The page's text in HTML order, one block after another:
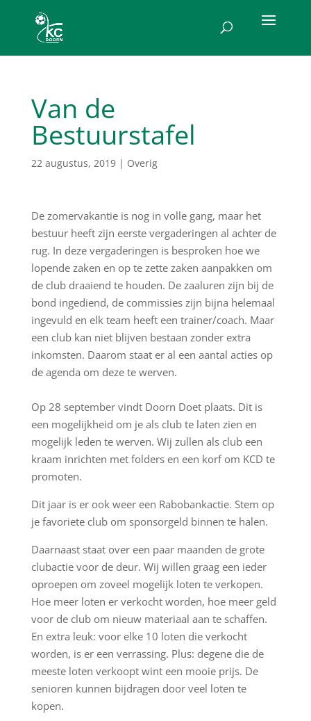
Van de
Bestuurstafel
22 augustus, 2019| Overig
De zomervakantie is nog in volle gang, maar het
bestuur heeft zijn eerste vergaderingen al achter de
rug. In deze vergaderingen is besproken hoe we
lopende zaken en op te zette zaken aanpakken om
de club draaiend te houden. De zaaluren zijn bij de
bond ingediend, de commissies zijn bijna helemaal
ingevuld en elk team heeft een trainer/coach. Maar
een club kan niet blijven bestaan zonder extra
inkomsten. Daarom staat er al een aantal acties op
de agenda om deze te werven.
Op 28 september vindt Doorn Doet plaats. Dit is
een mogelijkheid om je als club te laten zien en
mogelijk leden te werven. Wij zullen als club een
kraam inrichten met folders en een korf om KCD te
promoten.
Dit jaar is er ook weer een Rabobankactie. Stem op
je favoriete club om sponsorgeld binnen te halen.
Daarnaast staat over een paar maanden de grote
clubactie voor de deur. Wij willen graag een ieder
oproepen om zoveel mogelijk loten te verkopen.
Hoe meer loten er verkocht worden, hoe meer geld
voor de club om nieuw materiaal aan te schaffen.
En extra leuk: voor elke 10 loten die verkocht
worden, is er een verrassing. Plus: degene die de
meeste loten verkoopt wint een mooie prijs. De
senioren kunnen bijdragen door veel loten te
kopen.